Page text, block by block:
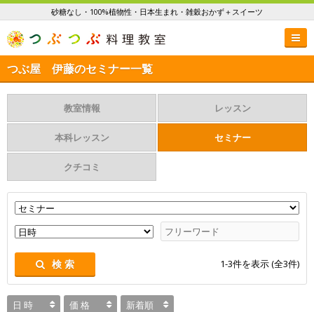
砂糖なし・100%植物性・日本生まれ・雑穀おかず＋スイーツ
つぶ屋 伊藤のセミナー一覧
教室情報 レッスン
本科レッスン セミナー
クチコミ
検 索 1-3件を表示 (全3件)
日 時 価 格 新着順